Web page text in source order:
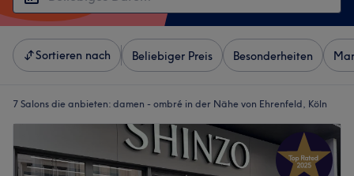
Sortieren nach Beliebiger Preis Besonderheiten
7 Salons die anbieten: damen - ombré in der Nähe von Ehrenfeld, Köln